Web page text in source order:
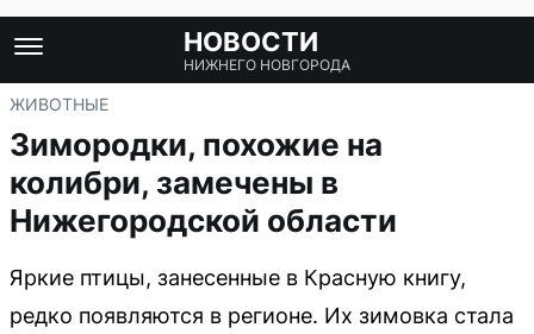
НОВОСТИ
НИЖНЕГО НОВГОРОДА
ЖИВОТНЫЕ
Зимородки, похожие на
колибри, замечены в
Нижегородской области
Яркие птицы, занесенные в Красную книгу,
редко появляются в регионе. Их зимовка стала